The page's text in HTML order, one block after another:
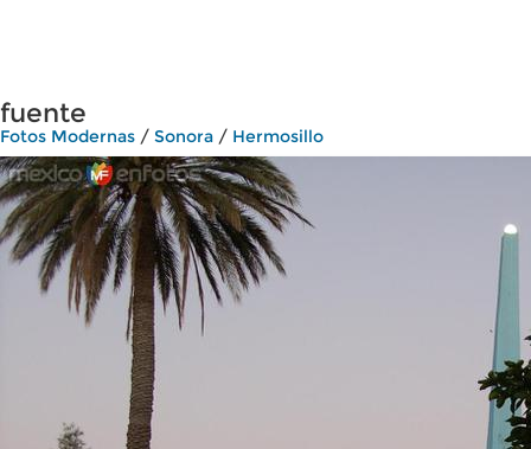
fuente
Fotos Modernas / Sonora / Hermosillo